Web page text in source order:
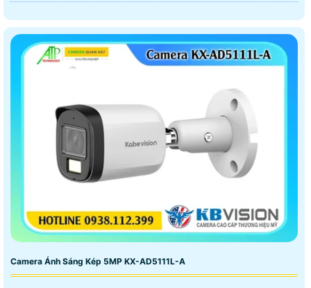
Camera Ánh Sáng Kép 5MP KX-AD5111L-A